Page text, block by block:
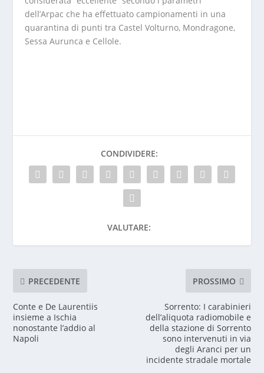
dell’Arpac che ha effettuato campionamenti in una
quarantina di punti tra Castel Volturno, Mondragone,
Sessa Aurunca e Cellole.
CONDIVIDERE:
VALUTARE:
PRECEDENTE
Conte e De Laurentiis
insieme a Ischia
nonostante l’addio al
Napoli
PROSSIMO
Sorrento: I carabinieri
dell’aliquota radiomobile e
della stazione di Sorrento
sono intervenuti in via
degli Aranci per un
incidente stradale mortale